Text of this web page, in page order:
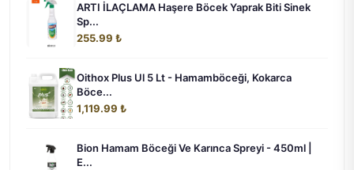
ARTI İLAÇLAMA Haşere Böcek Yaprak Biti Sinek
Sp...
255.99 ₺
Oithox Plus Ul 5 Lt - Hamamböceği, Kokarca
Böce...
1,119.99 ₺
Bion Hamam Böceği Ve Karınca Spreyi - 450ml |
E...